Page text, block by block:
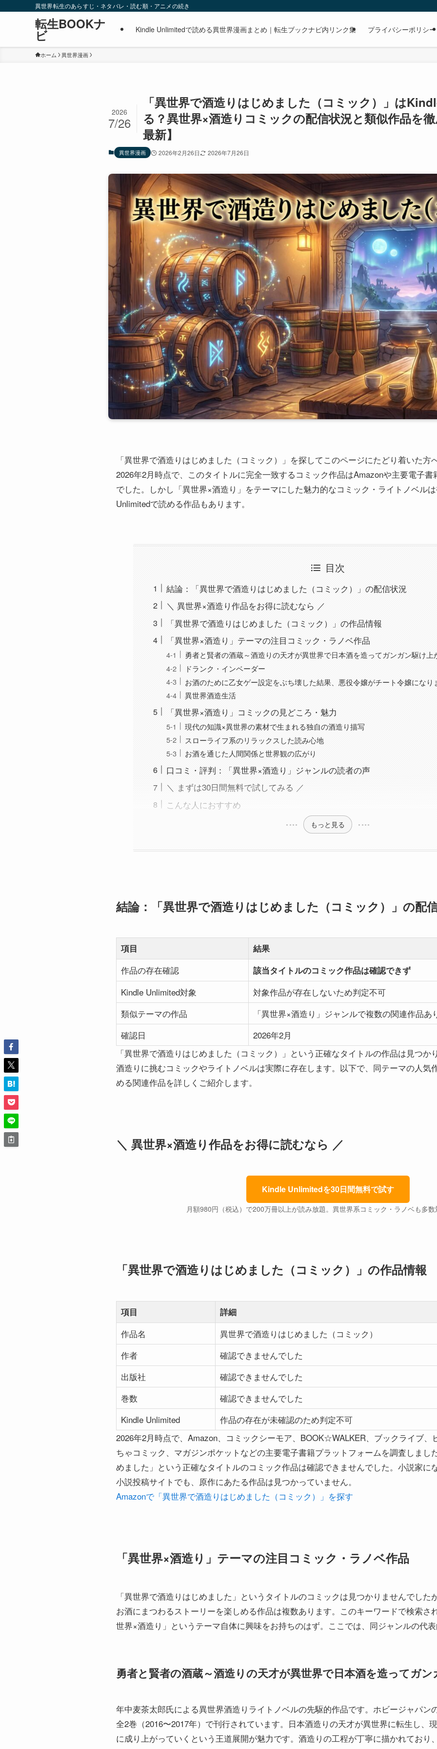
異世界転生のあらすじ・ネタバレ・読む順・アニメの続き
転生BOOKナ
ビ Kindle Unlimitedで読める異世界漫画まとめ｜転生ブックナビ内リンク集 プライバシーポリシー
ホーム 異世界漫画
「異世界で酒造りはじめました（コミック）」は
る？異世界×酒造りコミックの配信状況と類似作品を
最新】
2026
7/26
異世界漫画 2026年2月26日 2026年7月26日
「異世界で酒造りはじめました（コミック）」を探してこのページにたどり着いた
2026年2月時点で、このタイトルに完全一致するコミック作品はAmazonや主要電子
でした。しかし「異世界×酒造り」をテーマにした魅力的なコミック・ライトノベル
Unlimitedで読める作品もあります。
目次
結論：「異世界で酒造りはじめました（コミック）」の配信状況
＼ 異世界×酒造り作品をお得に読むなら ／
「異世界で酒造りはじめました（コミック）」の作品情報
「異世界×酒造り」テーマの注目コミック・ラノベ作品
勇者と賢者の酒蔵～酒造りの天才が異世界で日本酒を造ってガンガン駆け上
ドランク・インベーダー
お酒のために乙女ゲー設定をぶち壊した結果、悪役令嬢がチート令嬢になり
異世界酒造生活
「異世界×酒造り」コミックの見どころ・魅力
現代の知識×異世界の素材で生まれる独自の酒造り描写
スローライフ系のリラックスした読み心地
お酒を通じた人間関係と世界観の広がり
口コミ・評判：「異世界×酒造り」ジャンルの読者の声
＼ まずは30日間無料で試してみる ／
こんな人におすすめ
もっと見る
結論：「異世界で酒造りはじめました（コミック）」の配
項目 結果
作品の存在確認 該当タイトルのコミック作品は確認できず
Kindle Unlimited対象
対象作品が存在しないため判定不可
類似テーマの作品
「異世界×酒造り」ジャンルで複数の関連作品あ
確認日
2026年2月
「異世界で酒造りはじめました（コミック）」という正確なタイトルの作品は見つ
酒造りに挑むコミックやライトノベルは実際に存在します。以下で、同テーマの人気
める関連作品を詳しくご紹介します。
＼ 異世界×酒造り作品をお得に読むなら ／
Kindle Unlimitedを30日間無料で試す
月額980円（税込）で200万冊以上が読み放題。異世界系コミック・ラノベも多
「異世界で酒造りはじめました（コミック）」の作品情報
項目 詳細
作品名
異世界で酒造りはじめました（コミック）
作者
確認できませんでした
出版社
確認できませんでした
巻数
確認できませんでした
Kindle Unlimited
作品の存在が未確認のため判定不可
2026年2月時点で、Amazon、コミックシーモア、BOOK☆WALKER、ブックライブ、
ちゃコミック、マガジンポケットなどの主要電子書籍プラットフォームを調査しまし
めました」という正確なタイトルのコミック作品は確認できませんでした。小説家に
小説投稿サイトでも、原作にあたる作品は見つかっていません。
Amazonで「異世界で酒造りはじめました（コミック）」を探す
「異世界×酒造り」テーマの注目コミック・ラノベ作品
「異世界で酒造りはじめました」というタイトルのコミックは見つかりませんでし
お酒にまつわるストーリーを楽しめる作品は複数あります。このキーワードで検索さ
世界×酒造り」というテーマ自体に興味をお持ちのはず。ここでは、同ジャンルの代
勇者と賢者の酒蔵～酒造りの天才が異世界で日本酒を造ってガ
年中麦茶太郎氏による異世界酒造りライトノベルの先駆的作品です。ホビージャパン
全2巻（2016〜2017年）で刊行されています。日本酒造りの天才が異世界に転生し、
に成り上がっていくという王道展開が魅力です。酒造りの工程が丁寧に描かれており